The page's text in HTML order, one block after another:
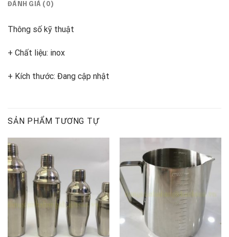
ĐÁNH GIÁ (0)
Thông số kỹ thuật
+ Chất liệu: inox
+ Kích thước: Đang cập nhật
SẢN PHẨM TƯƠNG TỰ